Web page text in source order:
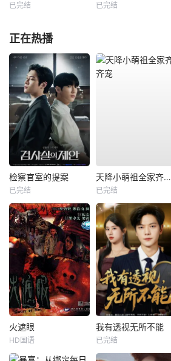
已完结 已完结
正在热播
检察官室的提案
已完结
天降小萌祖全家齐齐宠
已完结
火遮眼
HD国语
我有透视无所不能
已完结